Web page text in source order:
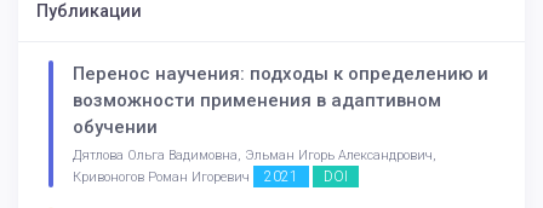
Публикации
Перенос научения: подходы к определению и
возможности применения в адаптивном
обучении
Дятлова Ольга Вадимовна, Эльман Игорь Александрович,
Кривоногов Роман Игоревич
2021 DOI